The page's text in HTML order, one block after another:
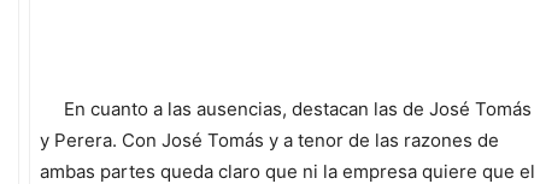
En cuanto a las ausencias, destacan las de José Tomás
y Perera. Con José Tomás y a tenor de las razones de
ambas partes queda claro que ni la empresa quiere que el